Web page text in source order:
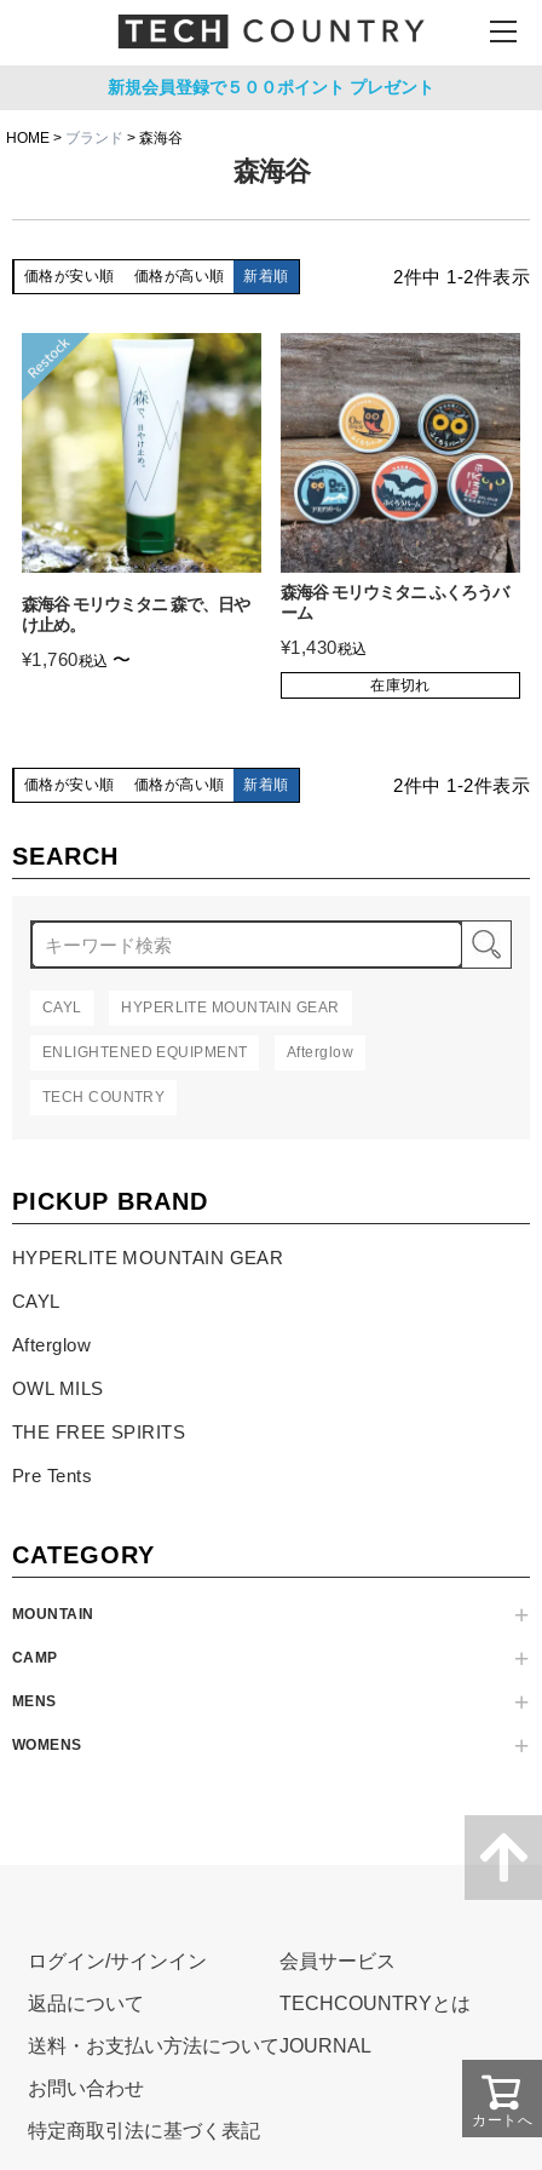
新規会員登録で５００ポイント プレゼント
HOME ブランド 森海谷
SEARCH
CAYL HYPERLITE MOUNTAIN GEAR
ENLIGHTENED EQUIPMENT Afterglow
TECH COUNTRY
PICKUP BRAND
HYPERLITE MOUNTAIN GEAR
CAYL
Afterglow
OWL MILS
THE FREE SPIRITS
Pre Tents
CATEGORY
MOUNTAIN
CAMP
MENS
WOMENS
森海谷
価格が安い順 価格が高い順 新着順 2件中 1-2件表示
森海谷 モリウミタニ 森で、日や
け止め。
¥1,760税込 〜
森海谷 モリウミタニ ふくろうバ
ーム
¥1,430税込
在庫切れ
価格が安い順 価格が高い順 新着順 2件中 1-2件表示
カートへ
ログイン/サインイン
返品について
送料・お支払い方法について
お問い合わせ
特定商取引法に基づく表記
会員サービス
TECHCOUNTRYとは
JOURNAL